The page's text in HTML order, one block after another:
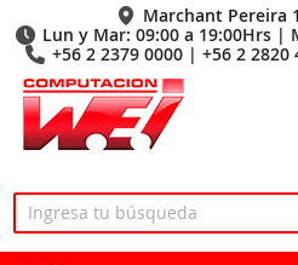
Marchant Pereira
Lun y Mar: 09:00 a 19:00Hrs |
+56 2 2379 0000 | +56 2 2820